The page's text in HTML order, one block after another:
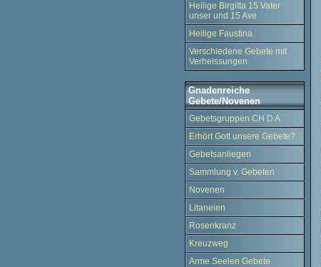
Heilige Birgitta 15 Vater
unser und 15 Ave
Heilige Faustina
Verschiedene Gebete mit
Verheissungen
Gnadenreiche
Gebete/Novenen
Gebetsgruppen CH D A
Erhört Gott unsere Gebete?
Gebetsanliegen
Sammlung v. Gebeten
Novenen
Litaneien
Rosenkranz
Kreuzweg
Arme Seelen Gebete